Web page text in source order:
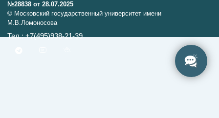
№28838 от 28.07.2025
© Московский государственный университет имени
М.В.Ломоносова
Тел.: +7(495)938-21-39